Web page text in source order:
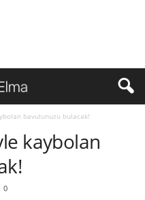
bavulunuzu bulacak!
kaybolan
0